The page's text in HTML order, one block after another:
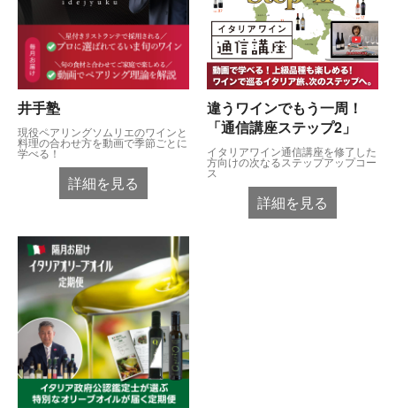
井手塾
現役ペアリングソムリエのワインと
料理の合わせ方を動画で季節ごとに
学べる！
詳細を見る
違うワインでもう一周！
「通信講座ステップ2」
イタリアワイン通信講座を修了した
方向けの次なるステップアップコー
ス
詳細を見る